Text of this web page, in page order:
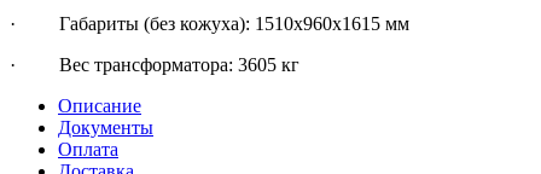
· Габариты (без кожуха): 1510х960х1615 мм
· Вес трансформатора: 3605 кг
Описание
Документы
Оплата